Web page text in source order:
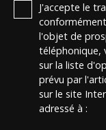
J'accepte le
l'objet de
téléphonique,
sur la liste
prévu par
sur le site
adressé à :